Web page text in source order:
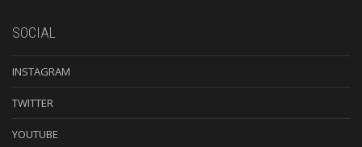
SOCIAL
INSTAGRAM
TWITTER
YOUTUBE